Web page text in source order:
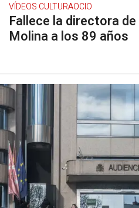
VÍDEOS CULTURAOCIO
Fallece la directora
Molina a los 89 años